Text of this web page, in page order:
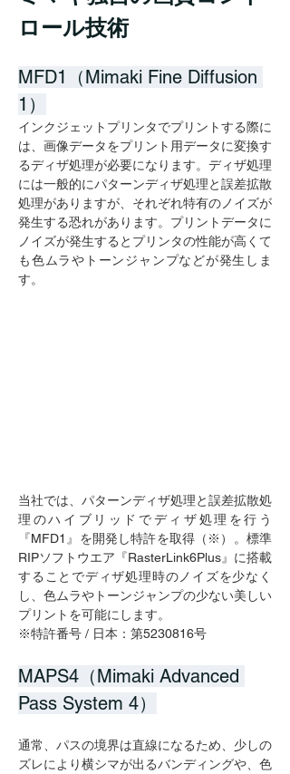
ロール技術
MFD1（Mimaki Fine Diffusion
1）
インクジェットプリンタでプリントする際に
は、画像データをプリント用データに変換す
るディザ処理が必要になります。ディザ処理
には一般的にパターンディザ処理と誤差拡散
処理がありますが、それぞれ特有のノイズが
発生する恐れがあります。プリントデータに
ノイズが発生するとプリンタの性能が高くて
も色ムラやトーンジャンプなどが発生しま
す。
当社では、パターンディザ処理と誤差拡散処
理のハイブリッドでディザ処理を行う
『MFD1』を開発し特許を取得（※）。標準
RIPソフトウエア『RasterLink6Plus』に搭載
することでディザ処理時のノイズを少なく
し、色ムラやトーンジャンプの少ない美しい
プリントを可能にします。
※特許番号 / 日本：第5230816号
MAPS4（Mimaki Advanced
Pass System 4）
通常、パスの境界は直線になるため、少しの
ズレにより横シマが出るバンディングや、色